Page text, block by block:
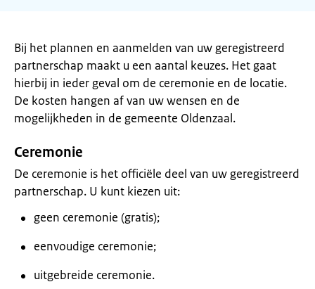
Bij het plannen en aanmelden van uw geregistreerd
partnerschap maakt u een aantal keuzes. Het gaat
hierbij in ieder geval om de ceremonie en de locatie.
De kosten hangen af van uw wensen en de
mogelijkheden in de gemeente Oldenzaal.
Ceremonie
De ceremonie is het officiële deel van uw geregistreerd
partnerschap. U kunt kiezen uit:
geen ceremonie (gratis);
eenvoudige ceremonie;
uitgebreide ceremonie.